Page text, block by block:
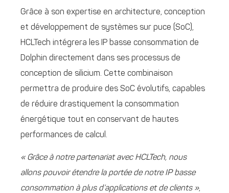
Grâce à son expertise en architecture, conception
et développement de systèmes sur puce (SoC),
HCLTech intégrera les IP basse consommation de
Dolphin directement dans ses processus de
conception de silicium. Cette combinaison
permettra de produire des SoC évolutifs, capables
de réduire drastiquement la consommation
énergétique tout en conservant de hautes
performances de calcul.
« Grâce à notre partenariat avec HCLTech, nous
allons pouvoir étendre la portée de notre IP basse
consommation à plus d’applications et de clients »,